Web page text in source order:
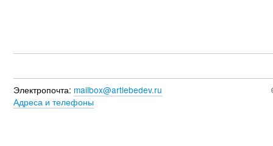
Электропочта: mailbox@artlebedev.ru
Адреса и телефоны